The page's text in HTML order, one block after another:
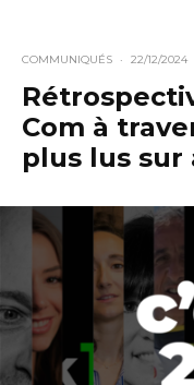
COMMUNIQUÉS · 22/12/2024
Com à
plus lus sur